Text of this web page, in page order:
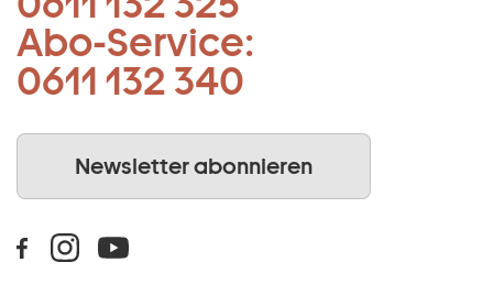
Abo-Service:
0611 132 340
Newsletter abonnieren